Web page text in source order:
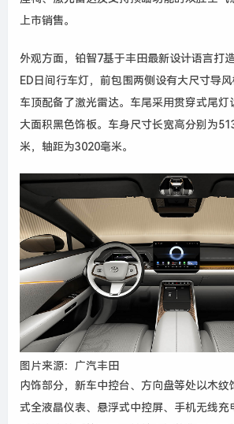
上市销售。
外观方面，铂智7基于丰田最新设计语言打
ED日间行车灯，前包围两侧设有大尺寸导
车顶配备了激光雷达。车尾采用贯穿式尾灯
大面积黑色饰板。车身尺寸长宽高分别为
米，轴距为3020毫米。
图片来源：广汽丰田
内饰部分，新车中控台、方向盘等处以木纹
式全液晶仪表、悬浮式中控屏、手机无线充